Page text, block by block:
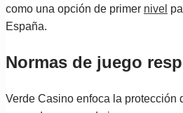
como una opción de primer nivel
España.
Normas de juego
Verde Casino enfoca la protección